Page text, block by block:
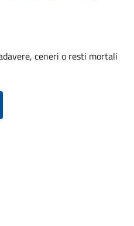
ceneri o resti mortali